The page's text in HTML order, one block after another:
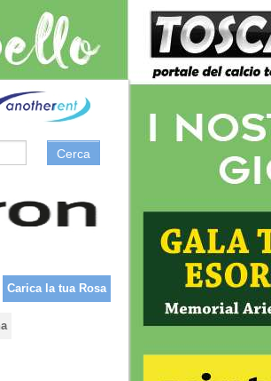
Cerca
Carica la tua Rosa